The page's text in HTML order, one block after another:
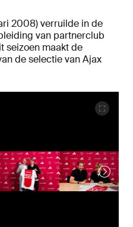
2008) verruilde in de
van partnerclub
seizoen maakt de
de selectie van Ajax